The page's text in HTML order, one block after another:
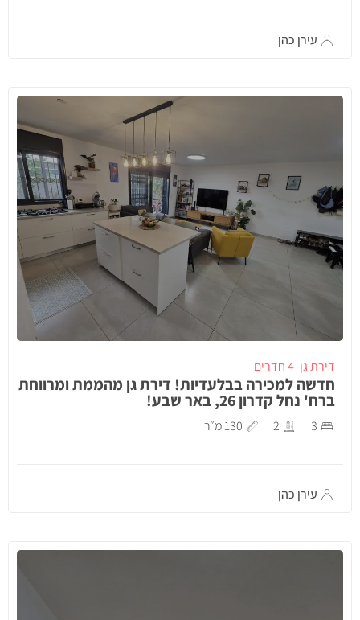
עירן כהן
דירת גן 4 חדרים
חדשה למכירה בבלעדיות! דירת גן מהממת ומרווחת
ברח' נחל קדרון 26, באר שבע!
3
2 130 מ״ר
עירן כהן